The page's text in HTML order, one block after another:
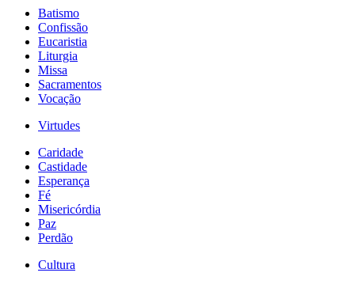
Batismo
Confissão
Eucaristia
Liturgia
Missa
Sacramentos
Vocação
Virtudes
Caridade
Castidade
Esperança
Fé
Misericórdia
Paz
Perdão
Cultura